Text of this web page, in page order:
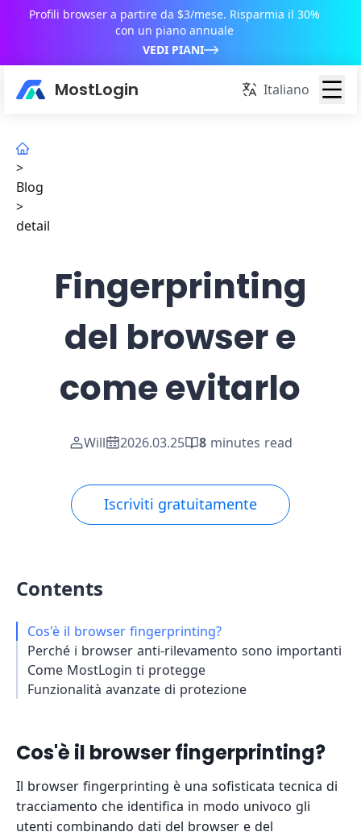
Profili browser a partire da $3/mese. Risparmia il 30%
con un piano annuale
VEDI PIANI
MostLogin Italiano
>
Blog
>
detail
Fingerprinting
del browser e
come evitarlo
Will 2026.03.25 8 minutes read
Iscriviti gratuitamente
Contents
Cos'è il browser fingerprinting?
Perché i browser anti-rilevamento sono importanti
Come MostLogin ti protegge
Funzionalità avanzate di protezione
Cos'è il browser fingerprinting?
Il browser fingerprinting è una sofisticata tecnica di
tracciamento che identifica in modo univoco gli
utenti combinando dati del browser e del